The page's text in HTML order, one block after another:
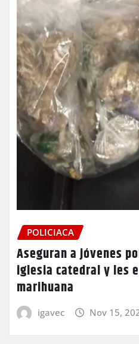
POLICIACA
Aseguran a jóvenes
iglesia catedral y les
marihuana
igavec Nov 15,